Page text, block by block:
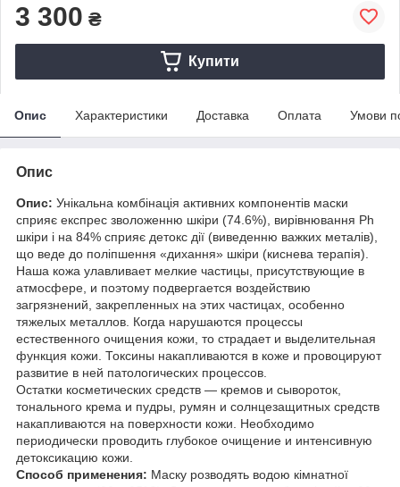
3 300 ₴
Купити
Опис Характеристики Доставка Оплата Умови
Опис
Опис: Унікальна комбінація активних компонентів маски
сприяє експрес зволоженню шкіри (74.6%), вирівнювання Рһ
шкіри і на 84% сприяє детокс дії (виведенню важких металів),
що веде до поліпшення «дихання» шкіри (киснева терапія).
Наша кожа улавливает мелкие частицы, присутствующие в
атмосфере, и поэтому подвергается воздействию
загрязнений, закрепленных на этих частицах, особенно
тяжелых металлов. Когда нарушаются процессы
естественного очищения кожи, то страдает и выделительная
функция кожи. Токсины накапливаются в коже и провоцируют
развитие в ней патологических процессов.
Остатки косметических средств — кремов и сывороток,
тонального крема и пудры, румян и солнцезащитных средств
накапливаются на поверхности кожи. Необходимо
периодически проводить глубокое очищение и интенсивную
детоксикацию кожи.
Способ применения: Маску розводять водою кімнатної